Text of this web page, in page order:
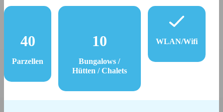
40
Parzellen
10
Bungalows /
Hütten / Chalets
WLAN/Wifi